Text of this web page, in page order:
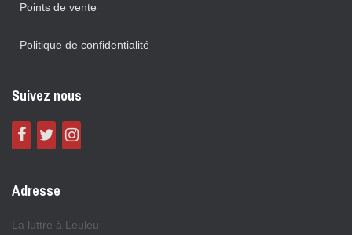
Points de vente
Politique de confidentialité
Suivez nous
Adresse
La luttre à Leuleu